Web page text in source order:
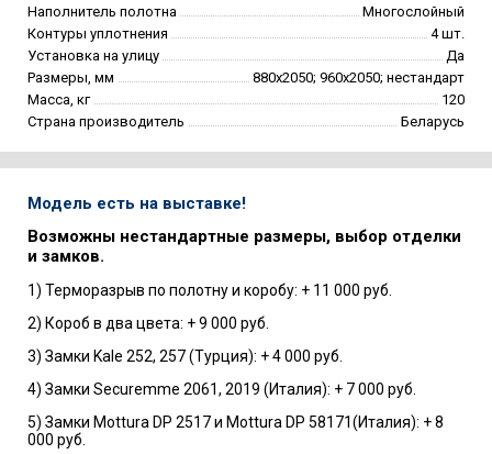
Наполнитель полотна
Многослойный
Контуры уплотнения
4 шт.
Установка на улицу
Да
Размеры, мм
880х2050; 960х2050; нестандарт
Масса, кг
120
Страна производитель
Беларусь
Модель есть на выставке!
Возможны нестандартные размеры, выбор отделки
и замков.
1) Терморазрыв по полотну и коробу: + 11 000 руб.
2) Короб в два цвета: + 9 000 руб.
3) Замки Kale 252, 257 (Турция): + 4 000 руб.
4) Замки Securemme 2061, 2019 (Италия): + 7 000 руб.
5) Замки Mottura DP 2517 и Mottura DP 58171(Италия): + 8
000 руб.